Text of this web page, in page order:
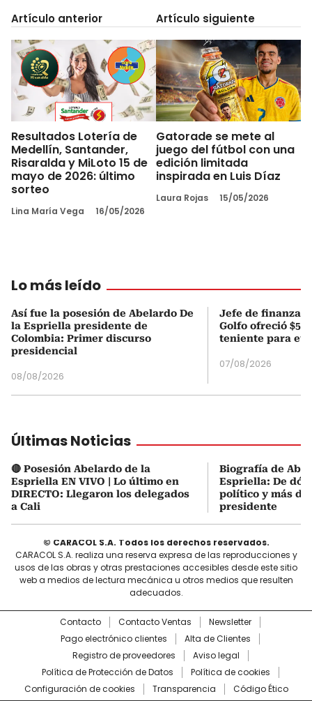
Artículo anterior
Resultados Lotería de
Medellín, Santander,
Risaralda y MiLoto 15 de
mayo de 2026: último
sorteo
Lina María Vega 16/05/2026
Artículo siguiente
Gatorade se mete al
juego del fútbol con una
edición limitada
inspirada en Luis Díaz
Laura Rojas 15/05/2026
Lo más leído
Así fue la posesión de Abelardo De
la Espriella presidente de
Colombia: Primer discurso
presidencial
08/08/2026
Jefe de finanzas
Golfo ofreció
teniente para
07/08/2026
Últimas Noticias
🔴 Posesión Abelardo de la
Espriella EN VIVO | Lo último en
DIRECTO: Llegaron los delegados
a Cali
Biografía de
Espriella: De
político y más
presidente
© CARACOL S.A. Todos los derechos reservados.
CARACOL S.A. realiza una reserva expresa de las reproducciones y
usos de las obras y otras prestaciones accesibles desde este sitio
web a medios de lectura mecánica u otros medios que resulten
adecuados.
Contacto Contacto Ventas
Newsletter
Pago electrónico clientes
Alta de Clientes
Registro de proveedores
Aviso legal
Política de Protección de Datos
Política de cookies
Configuración de cookies
Transparencia Código Ético